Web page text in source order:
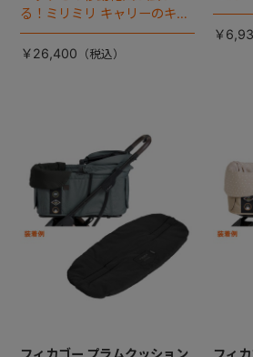
る！ミリミリ キャリーのキャ
リー部単品が登場！
￥26,400
ナー
￥